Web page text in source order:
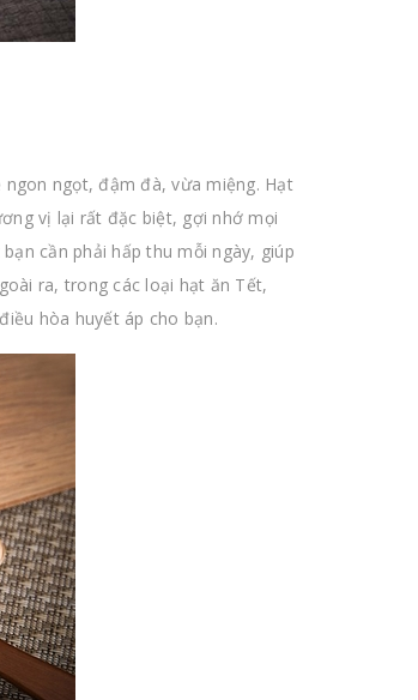
ngọt, đậm đà, vừa miệng. Hạt
vị lại rất đặc biệt, gợi nhớ mọi
cần phải hấp thu mỗi ngày, giúp
ra, trong các loại hạt ăn Tết,
hòa huyết áp cho bạn.